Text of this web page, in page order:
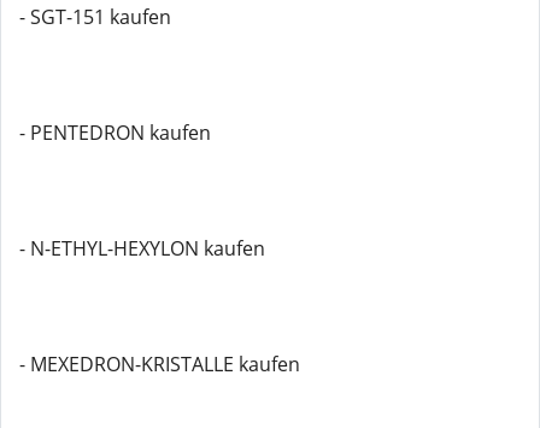
- SGT-151 kaufen
- PENTEDRON kaufen
- N-ETHYL-HEXYLON kaufen
- MEXEDRON-KRISTALLE kaufen